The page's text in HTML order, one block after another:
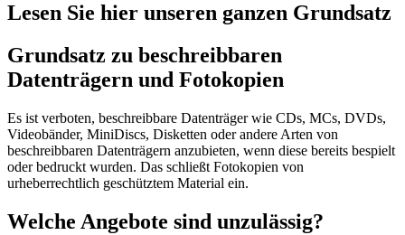
Lesen Sie hier unseren ganzen Grundsatz
Grundsatz zu beschreibbaren
Datenträgern und Fotokopien
Es ist verboten, beschreibbare Datenträger wie CDs, MCs, DVDs,
Videobänder, MiniDiscs, Disketten oder andere Arten von
beschreibbaren Datenträgern anzubieten, wenn diese bereits bespielt
oder bedruckt wurden. Das schließt Fotokopien von
urheberrechtlich geschütztem Material ein.
Welche Angebote sind unzulässig?